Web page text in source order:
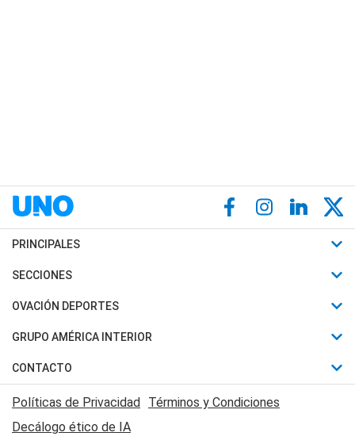
PRINCIPALES
Últimas Noticias
Política
Judiciales
Economia
SECCIONES
Horóscopo
Motores
Trucos caseros
Series y Películas
Edictos y Solicitadas
OVACIÓN DEPORTES
Fútbol
Mundial
Automovilismo
Rugby
GRUPO AMÉRICA INTERIOR
Canal 7 en Vivo
CONTACTO
Acerca de Nosotros
Contactanos
Políticas de Privacidad Términos y Condiciones
Decálogo ético de IA